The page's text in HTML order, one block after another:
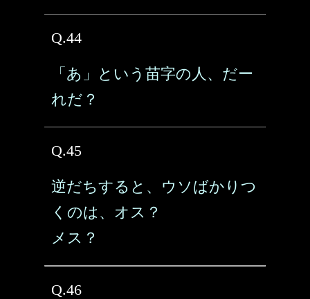
Q.44
「あ」という苗字の人、だー
れだ？
Q.45
逆だちすると、ウソばかりつ
くのは、オス？
メス？
Q.46